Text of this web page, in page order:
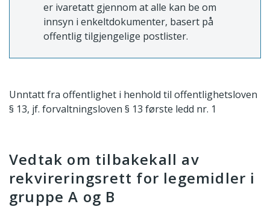
er ivaretatt gjennom at alle kan be om
innsyn i enkeltdokumenter, basert på
offentlig tilgjengelige postlister.
Unntatt fra offentlighet i henhold til offentlighetsloven
§ 13, jf. forvaltningsloven § 13 første ledd nr. 1
Vedtak om tilbakekall av
rekvireringsrett for legemidler i
gruppe A og B